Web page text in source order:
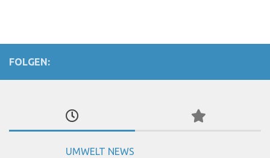
FOLGEN:
UMWELT NEWS